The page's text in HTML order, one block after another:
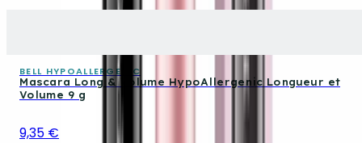
BELL HYPOALLERGENIC
Mascara Long & Volume HypoAllergenic Longueur et
Volume 9 g
9,35 €